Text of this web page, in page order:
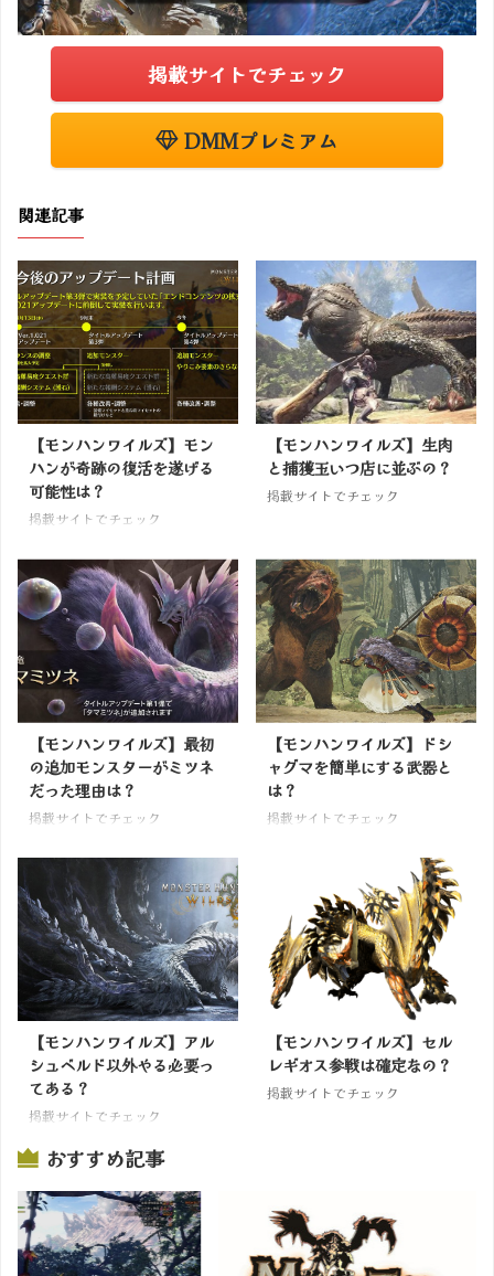
掲載サイトでチェック
DMMプレミアム
関連記事
【モンハンワイルズ】モン
ハンが奇跡の復活を遂げる
可能性は？
掲載サイトでチェック
【モンハンワイルズ】生肉
と捕獲玉いつ店に並ぶの？
掲載サイトでチェック
【モンハンワイルズ】最初
の追加モンスターがミツネ
だった理由は？
掲載サイトでチェック
【モンハンワイルズ】ドシ
ャグマを簡単にする武器と
は？
掲載サイトでチェック
【モンハンワイルズ】アル
シュベルド以外やる必要っ
てある？
掲載サイトでチェック
【モンハンワイルズ】セル
レギオス参戦は確定なの？
掲載サイトでチェック
おすすめ記事